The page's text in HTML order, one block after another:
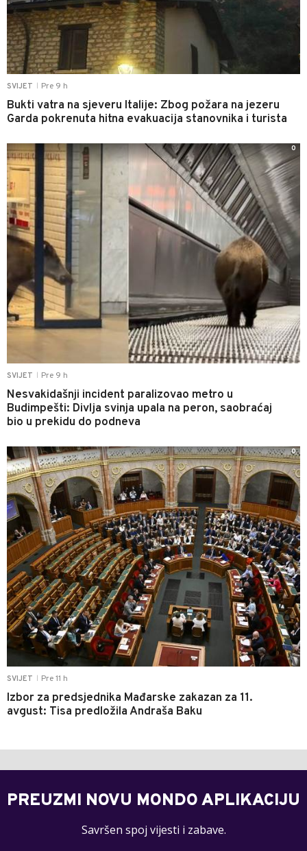
SVIJET Pre 9 h
Bukti vatra na sjeveru Italije: Zbog požara na jezeru
Garda pokrenuta hitna evakuacija stanovnika i turista
SVIJET Pre 9 h
Nesvakidašnji incident paralizovao metro u
Budimpešti: Divlja svinja upala na peron, saobraćaj
bio u prekidu do podneva
0
SVIJET Pre 11 h
Izbor za predsjednika Mađarske zakazan za 11.
avgust: Tisa predložila Andraša Baku
0
PREUZMI NOVU MONDO APLIKACIJU
Savršen spoj vijesti i zabave.